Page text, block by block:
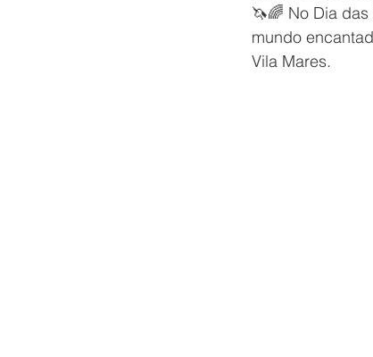
🦄🌈 No Dia
mundo
Vila Mares.